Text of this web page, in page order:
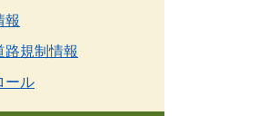
報
路規制情報
ール